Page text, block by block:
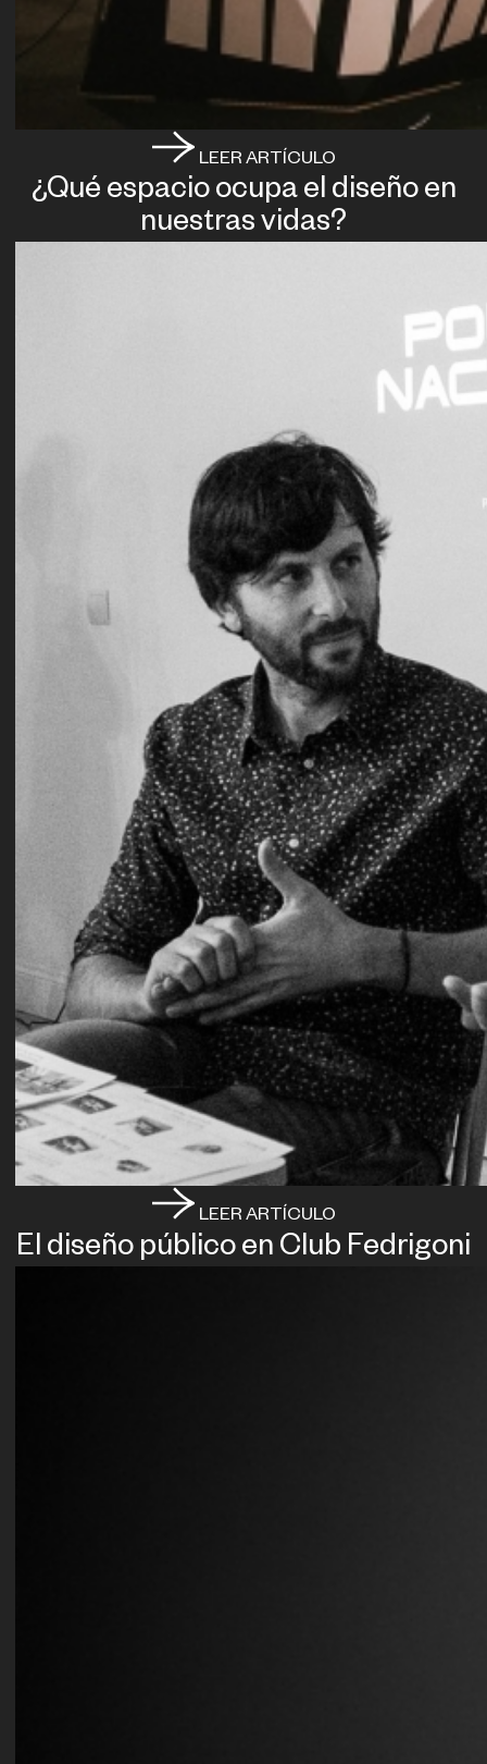
LEER ARTÍCULO
¿Qué espacio ocupa el diseño en
nuestras vidas?
LEER ARTÍCULO
El diseño público en Club Fedrigoni